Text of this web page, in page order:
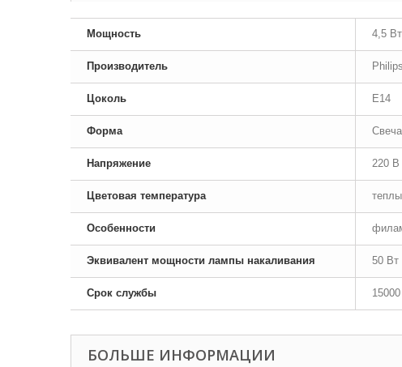
Мощность 4,5 Вт
Производитель Philips
Цоколь E14
Форма Свеча
Напряжение 220 В
Цветовая температура
Особенности
Эквивалент мощности лампы накаливания 50 Вт
Срок службы
БОЛЬШЕ ИНФОРМАЦИИ